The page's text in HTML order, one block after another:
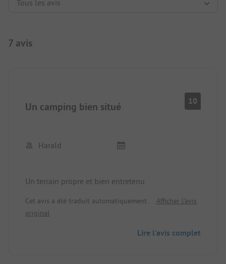
7 avis
Un camping bien situé 10
Harald
Un terrain propre et bien entretenu
Cet avis a été traduit automatiquement.
Afficher l'avis
original
Lire l'avis complet